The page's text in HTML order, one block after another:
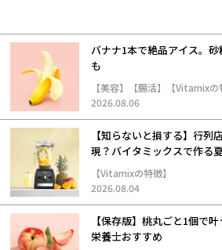
バナナ1本で絶品アイス。
も
【美容】【腸活】【Vitamixの
2026.08.06
【知らないと損する】行列
現？バイタミックスで作る
【Vitamixの特徴】
2026.08.04
【保存版】桃丸ごと1個で
栄養士おすすめ